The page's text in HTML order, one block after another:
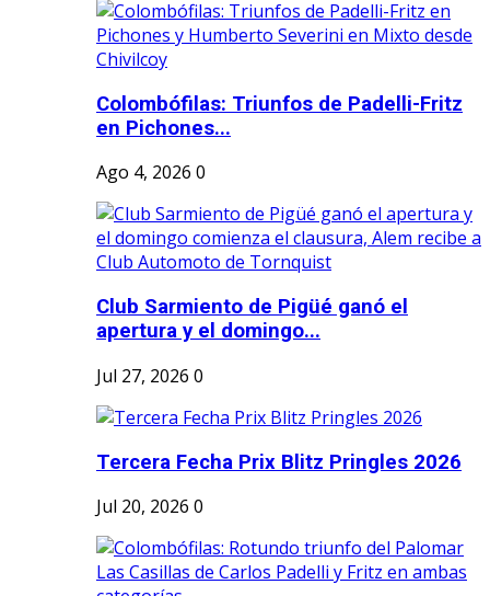
Colombófilas: Triunfos de Padelli-Fritz
en Pichones...
Ago 4, 2026 0
Club Sarmiento de Pigüé ganó el
apertura y el domingo...
Jul 27, 2026 0
Tercera Fecha Prix Blitz Pringles 2026
Jul 20, 2026 0